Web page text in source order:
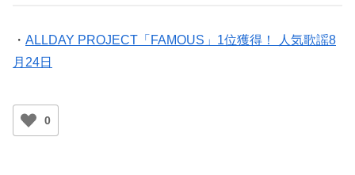
・ ALLDAY PROJECT「FAMOUS」1位獲得！ 人気歌謡8
月24日
0